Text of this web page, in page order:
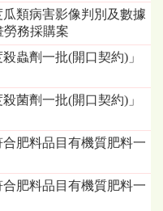
瓜類病害影像判別及數據
務採購案
蟲劑一批(開口契約)」
菌劑一批(開口契約)」
合肥料品目有機質肥料一
合肥料品目有機質肥料一